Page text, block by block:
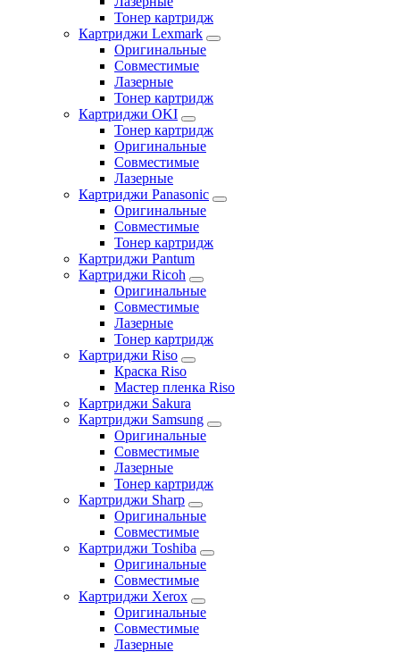
Тонер картридж
Картриджи Lexmark
Оригинальные
Совместимые
Лазерные
Тонер картридж
Картриджи OKI
Тонер картридж
Оригинальные
Совместимые
Лазерные
Картриджи Panasonic
Оригинальные
Совместимые
Тонер картридж
Картриджи Pantum
Картриджи Ricoh
Оригинальные
Совместимые
Лазерные
Тонер картридж
Картриджи Riso
Краска Riso
Мастер пленка Riso
Картриджи Sakura
Картриджи Samsung
Оригинальные
Совместимые
Лазерные
Тонер картридж
Картриджи Sharp
Оригинальные
Совместимые
Картриджи Toshiba
Оригинальные
Совместимые
Картриджи Xerox
Оригинальные
Совместимые
Лазерные